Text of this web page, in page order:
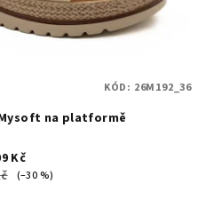
na platformě
Kč
(–30 %)
KÓD: 26M192_36